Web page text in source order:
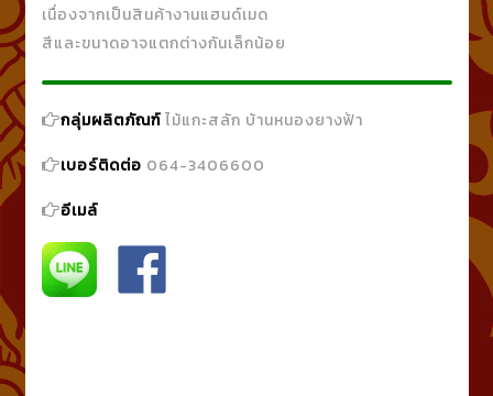
เนื่องจากเป็นสินค้างานแฮนด์เมด
สีและขนาดอาจแตกต่างกันเล็กน้อย
กลุ่มผลิตภัณฑ์ไม้แกะสลัก บ้านหนองยางฟ้า
เบอร์ติดต่อ 064-3406600
อีเมล์